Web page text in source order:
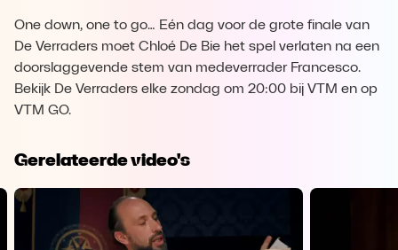
One down, one to go… Eén dag voor de grote finale van
De Verraders moet Chloé De Bie het spel verlaten na een
doorslaggevende stem van medeverrader Francesco.
Bekijk De Verraders elke zondag om 20:00 bij VTM en op
VTM GO.
Gerelateerde video's